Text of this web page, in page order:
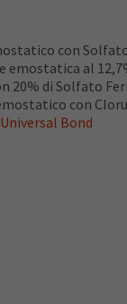
con Solfato
emostatica al
20% di Solfato
con
Universal Bond